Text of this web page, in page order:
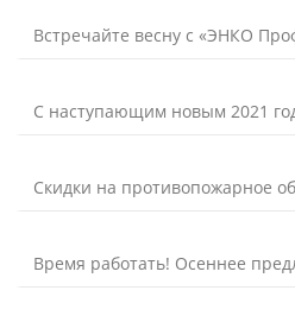
Встречайте весну с «ЭНКО
С наступающим новым 2021
Скидки на противопожарное
Время работать! Осеннее